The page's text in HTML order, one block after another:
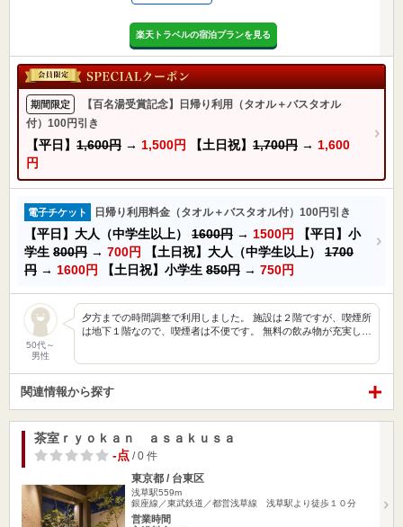
楽天トラベルの宿泊プランを見る
期間限定
【百名湯受賞記念】日帰り利用（タオル＋バスタオル
付）100円引き
【平日】 1,600円 → 1,500円 【土日祝】 1,700円 → 1,600
円
電子チケット 日帰り利用料金（タオル＋バスタオル付）100円引き
【平日】大人（中学生以上） 1600円 → 1500円
【平日】小
学生 800円 → 700円 【土日祝】大人（中学生以上） 1700
円 → 1600円 【土日祝】小学生 850円 → 750円
50代～
男性
夕方までの時間調整で利用しました。 施設は２階ですが、喫煙所
は地下１階なので、喫煙者は不便です。 無料の飲み物が充実し…
関連情報から探す
茶室ｒｙｏｋａｎ ａｓａｋｕｓａ
-点 / 0 件
東京都 / 台東区
浅草駅559m
銀座線／東武鉄道／都営浅草線 浅草駅より徒歩１０分
営業時間